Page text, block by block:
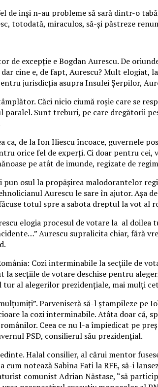
de inşi n-au probleme să sară dintr-o
totodată, miraculos, să-şi păstreze
de excepţie e Bogdan Aurescu. De
cine e, de fapt, Aurescu? Mult
jurisdicţia asupra Insulei Şerpilor,
Căci nicio ciumă roşie care se
paralel. Sunt treburi, pe care dregătorii
ca, de la Ion Iliescu încoace, guvernele
orice fel de experţi. Ci doar pentru
pe atât de imunde, regizate de
osul la propăşirea malodorantelor
Aurescu le sare în ajutor. Aşa
totul spre a sabota dreptul la vot al
elogia procesul de votare la al
Aurescu supralicita chiar, fără
Cozi interminabile la secţiile de
la secţiile de votare deschise pentru
al alegerilor prezidenţiale, mai mulţi
Parveniseră să-l ştampileze pe
la cozi interminabile. Atâta doar că,
Ceea ce nu l-a împiedicat pe
PSD, consilierul său prezidenţial.
Halal consilier, al cărui mentor
cum notează Sabina Fati la RFE, să-i
comunist Adrian Năstase, “să